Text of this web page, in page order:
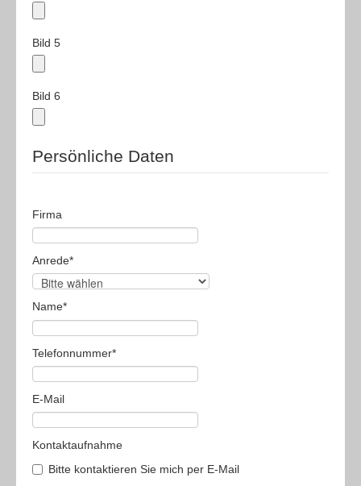
Bild 5
Bild 6
Persönliche Daten
Firma
Anrede*
Name*
Telefonnummer*
E-Mail
Kontaktaufnahme
Bitte kontaktieren Sie mich per E-Mail